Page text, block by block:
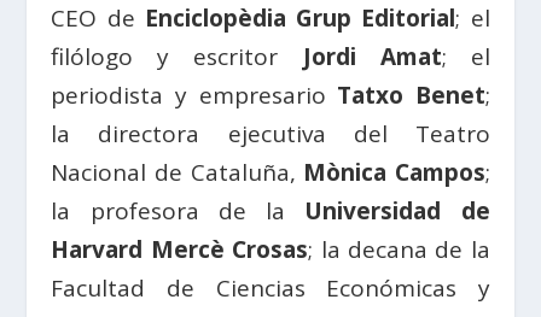
CEO de Enciclopèdia Grup Editorial; el
filólogo y escritor Jordi Amat; el
periodista y empresario Tatxo Benet;
la directora ejecutiva del Teatro
Nacional de Cataluña, Mònica Campos;
la profesora de la Universidad de
Harvard Mercè Crosas; la decana de la
Facultad de Ciencias Económicas y